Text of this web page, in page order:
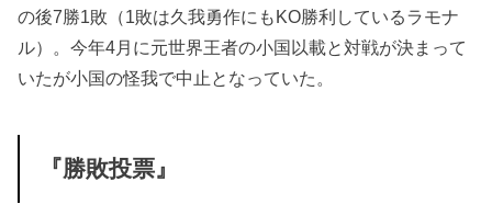
の後7勝1敗（1敗は久我勇作にもKO勝利しているラモナ
ル）。今年4月に元世界王者の小国以載と対戦が決まって
いたが小国の怪我で中止となっていた。
『勝敗投票』